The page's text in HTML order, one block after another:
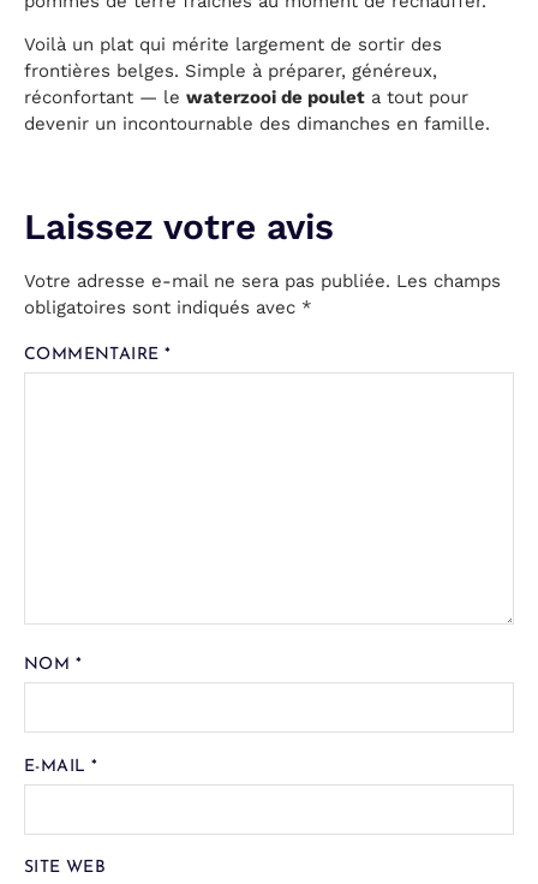
Voilà un plat qui mérite largement de sortir des
frontières belges. Simple à préparer, généreux,
réconfortant — le waterzooi de poulet a tout pour
devenir un incontournable des dimanches en famille.
Votre adresse e-mail ne sera pas publiée. Les champs
obligatoires sont indiqués avec *
COMMENTAIRE *
NOM *
E-MAIL *
SITE WEB